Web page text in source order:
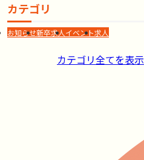
カテゴリ
お知らせ新卒求人イベント求人
カテゴリ全てを表示